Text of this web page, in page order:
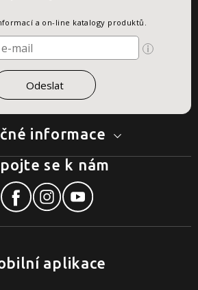
informace
a on-line katalogy produktů.
aplikace
se k nám